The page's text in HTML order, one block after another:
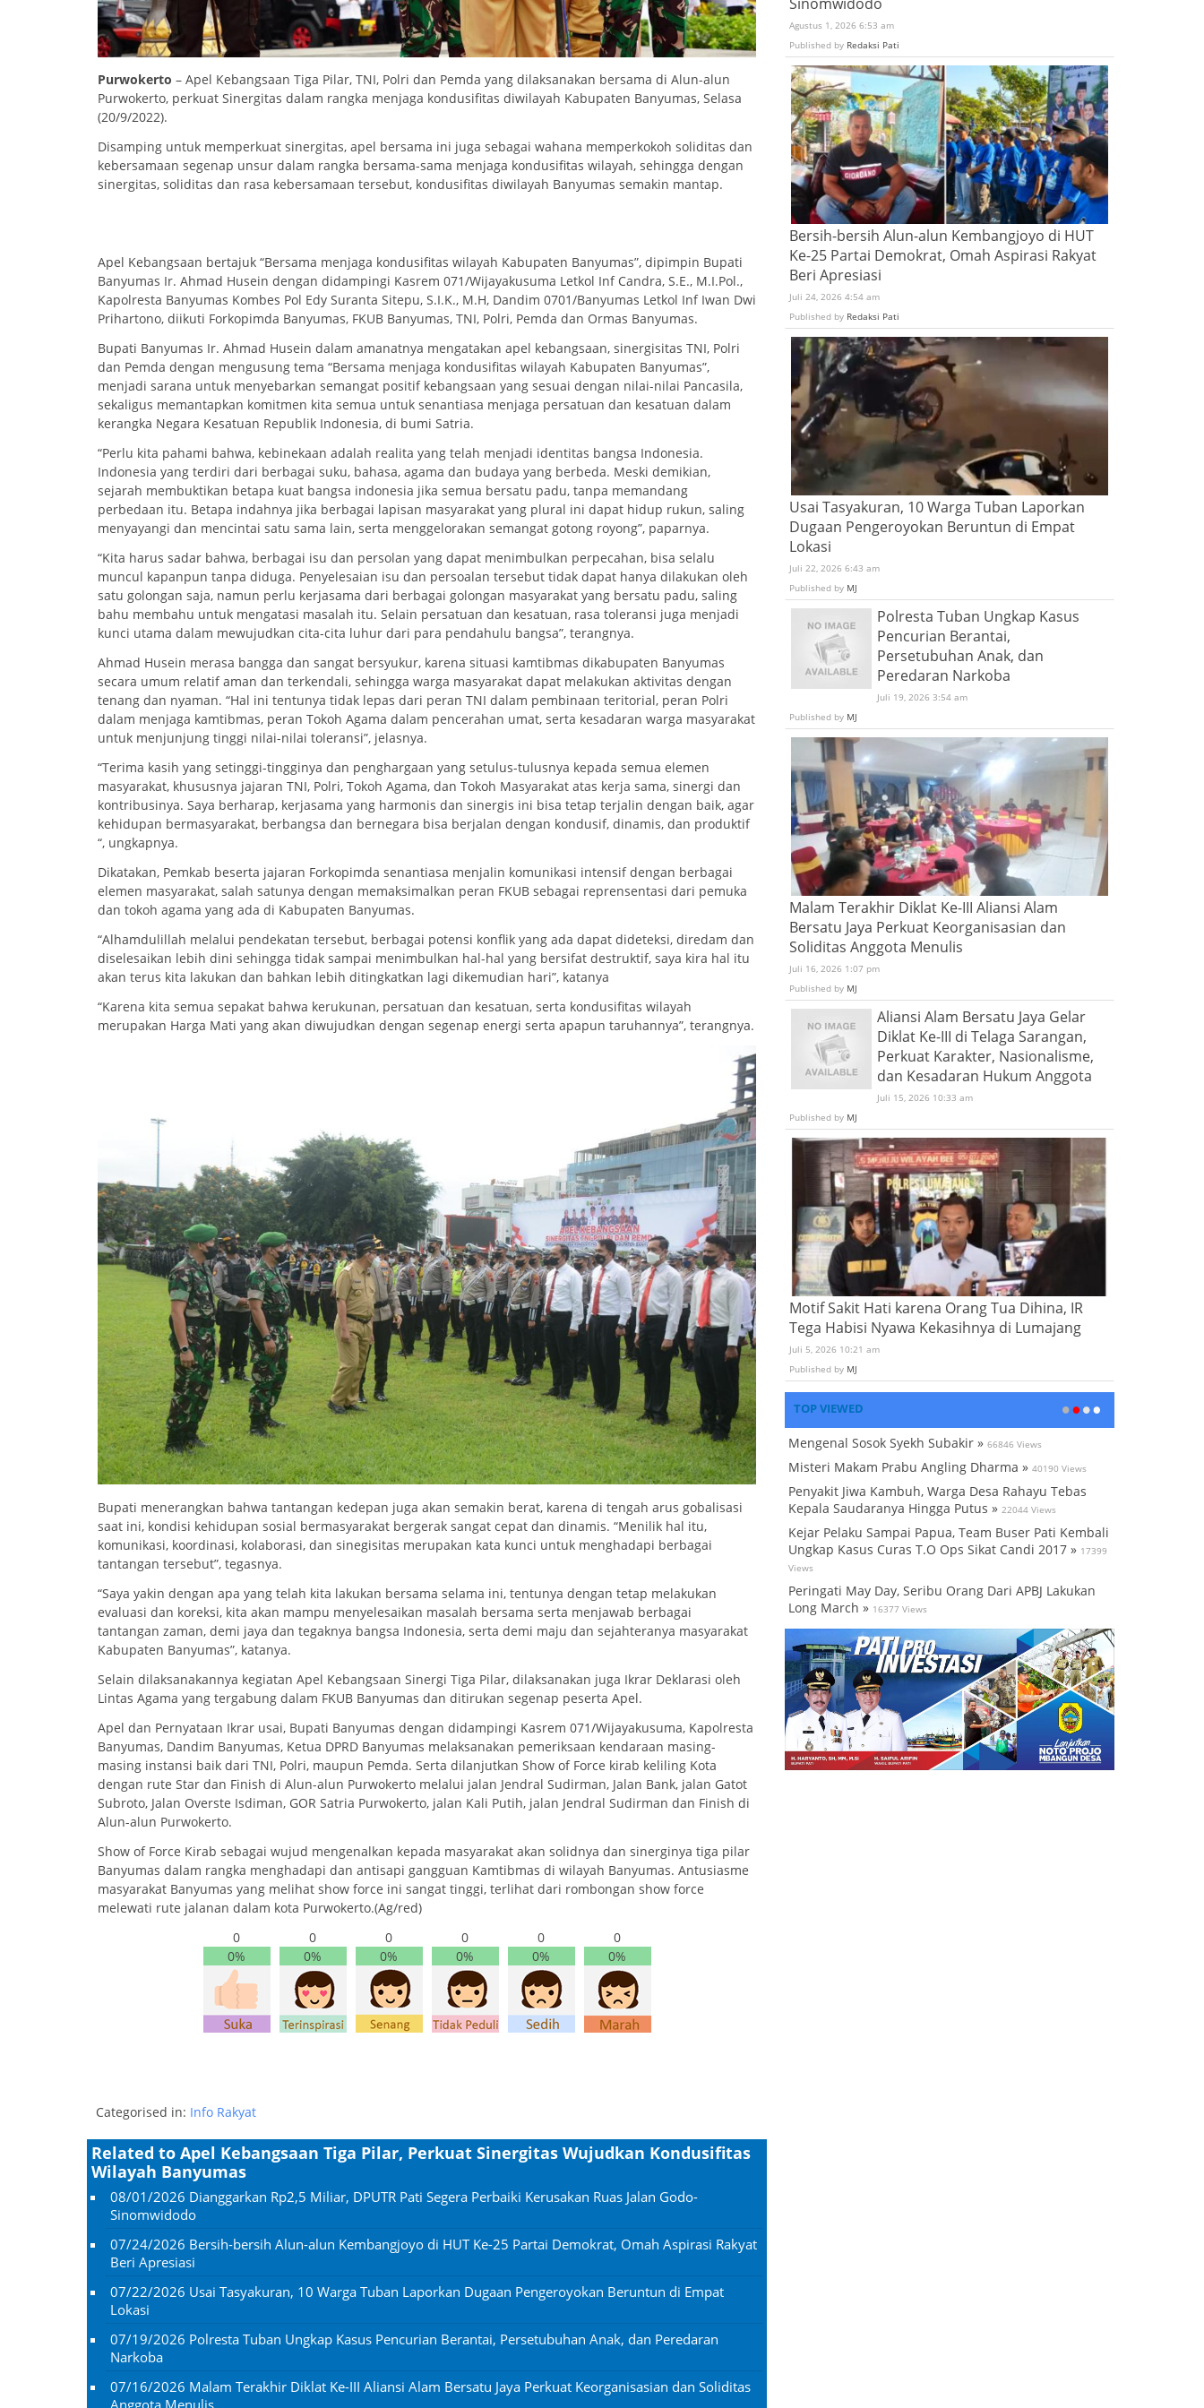
Purwokerto – Apel Kebangsaan Tiga Pilar, TNI, Polri dan Pemda yang dilaksanakan bersama di Alun-alun
Purwokerto, perkuat Sinergitas dalam rangka menjaga kondusifitas diwilayah Kabupaten Banyumas, Selasa
(20/9/2022).
Disamping untuk memperkuat sinergitas, apel bersama ini juga sebagai wahana memperkokoh soliditas dan
kebersamaan segenap unsur dalam rangka bersama-sama menjaga kondusifitas wilayah, sehingga dengan
sinergitas, soliditas dan rasa kebersamaan tersebut, kondusifitas diwilayah Banyumas semakin mantap.
Apel Kebangsaan bertajuk “Bersama menjaga kondusifitas wilayah Kabupaten Banyumas”, dipimpin Bupati
Banyumas Ir. Ahmad Husein dengan didampingi Kasrem 071/Wijayakusuma Letkol Inf Candra, S.E., M.I.Pol.,
Kapolresta Banyumas Kombes Pol Edy Suranta Sitepu, S.I.K., M.H, Dandim 0701/Banyumas Letkol Inf Iwan Dwi
Prihartono, diikuti Forkopimda Banyumas, FKUB Banyumas, TNI, Polri, Pemda dan Ormas Banyumas.
Bupati Banyumas Ir. Ahmad Husein dalam amanatnya mengatakan apel kebangsaan, sinergisitas TNI, Polri
dan Pemda dengan mengusung tema “Bersama menjaga kondusifitas wilayah Kabupaten Banyumas”,
menjadi sarana untuk menyebarkan semangat positif kebangsaan yang sesuai dengan nilai-nilai Pancasila,
sekaligus memantapkan komitmen kita semua untuk senantiasa menjaga persatuan dan kesatuan dalam
kerangka Negara Kesatuan Republik Indonesia, di bumi Satria.
“Perlu kita pahami bahwa, kebinekaan adalah realita yang telah menjadi identitas bangsa Indonesia.
Indonesia yang terdiri dari berbagai suku, bahasa, agama dan budaya yang berbeda. Meski demikian,
sejarah membuktikan betapa kuat bangsa indonesia jika semua bersatu padu, tanpa memandang
perbedaan itu. Betapa indahnya jika berbagai lapisan masyarakat yang plural ini dapat hidup rukun, saling
menyayangi dan mencintai satu sama lain, serta menggelorakan semangat gotong royong”, paparnya.
“Kita harus sadar bahwa, berbagai isu dan persolan yang dapat menimbulkan perpecahan, bisa selalu
muncul kapanpun tanpa diduga. Penyelesaian isu dan persoalan tersebut tidak dapat hanya dilakukan oleh
satu golongan saja, namun perlu kerjasama dari berbagai golongan masyarakat yang bersatu padu, saling
bahu membahu untuk mengatasi masalah itu. Selain persatuan dan kesatuan, rasa toleransi juga menjadi
kunci utama dalam mewujudkan cita-cita luhur dari para pendahulu bangsa”, terangnya.
Ahmad Husein merasa bangga dan sangat bersyukur, karena situasi kamtibmas dikabupaten Banyumas
secara umum relatif aman dan terkendali, sehingga warga masyarakat dapat melakukan aktivitas dengan
tenang dan nyaman. “Hal ini tentunya tidak lepas dari peran TNI dalam pembinaan teritorial, peran Polri
dalam menjaga kamtibmas, peran Tokoh Agama dalam pencerahan umat, serta kesadaran warga masyarakat
untuk menjunjung tinggi nilai-nilai toleransi”, jelasnya.
“Terima kasih yang setinggi-tingginya dan penghargaan yang setulus-tulusnya kepada semua elemen
masyarakat, khususnya jajaran TNI, Polri, Tokoh Agama, dan Tokoh Masyarakat atas kerja sama, sinergi dan
kontribusinya. Saya berharap, kerjasama yang harmonis dan sinergis ini bisa tetap terjalin dengan baik, agar
kehidupan bermasyarakat, berbangsa dan bernegara bisa berjalan dengan kondusif, dinamis, dan produktif
“, ungkapnya.
Dikatakan, Pemkab beserta jajaran Forkopimda senantiasa menjalin komunikasi intensif dengan berbagai
elemen masyarakat, salah satunya dengan memaksimalkan peran FKUB sebagai reprensentasi dari pemuka
dan tokoh agama yang ada di Kabupaten Banyumas.
“Alhamdulillah melalui pendekatan tersebut, berbagai potensi konflik yang ada dapat dideteksi, diredam dan
diselesaikan lebih dini sehingga tidak sampai menimbulkan hal-hal yang bersifat destruktif, saya kira hal itu
akan terus kita lakukan dan bahkan lebih ditingkatkan lagi dikemudian hari”, katanya
“Karena kita semua sepakat bahwa kerukunan, persatuan dan kesatuan, serta kondusifitas wilayah
merupakan Harga Mati yang akan diwujudkan dengan segenap energi serta apapun taruhannya”, terangnya.
Bupati menerangkan bahwa tantangan kedepan juga akan semakin berat, karena di tengah arus gobalisasi
saat ini, kondisi kehidupan sosial bermasyarakat bergerak sangat cepat dan dinamis. “Menilik hal itu,
komunikasi, koordinasi, kolaborasi, dan sinegisitas merupakan kata kunci untuk menghadapi berbagai
tantangan tersebut”, tegasnya.
“Saya yakin dengan apa yang telah kita lakukan bersama selama ini, tentunya dengan tetap melakukan
evaluasi dan koreksi, kita akan mampu menyelesaikan masalah bersama serta menjawab berbagai
tantangan zaman, demi jaya dan tegaknya bangsa Indonesia, serta demi maju dan sejahteranya masyarakat
Kabupaten Banyumas”, katanya.
Selain dilaksanakannya kegiatan Apel Kebangsaan Sinergi Tiga Pilar, dilaksanakan juga Ikrar Deklarasi oleh
Lintas Agama yang tergabung dalam FKUB Banyumas dan ditirukan segenap peserta Apel.
Apel dan Pernyataan Ikrar usai, Bupati Banyumas dengan didampingi Kasrem 071/Wijayakusuma, Kapolresta
Banyumas, Dandim Banyumas, Ketua DPRD Banyumas melaksanakan pemeriksaan kendaraan masing-
masing instansi baik dari TNI, Polri, maupun Pemda. Serta dilanjutkan Show of Force kirab keliling Kota
dengan rute Star dan Finish di Alun-alun Purwokerto melalui jalan Jendral Sudirman, Jalan Bank, jalan Gatot
Subroto, Jalan Overste Isdiman, GOR Satria Purwokerto, jalan Kali Putih, jalan Jendral Sudirman dan Finish di
Alun-alun Purwokerto.
Show of Force Kirab sebagai wujud mengenalkan kepada masyarakat akan solidnya dan sinerginya tiga pilar
Banyumas dalam rangka menghadapi dan antisapi gangguan Kamtibmas di wilayah Banyumas. Antusiasme
masyarakat Banyumas yang melihat show force ini sangat tinggi, terlihat dari rombongan show force
melewati rute jalanan dalam kota Purwokerto.(Ag/red)
0
0%
0
0%
0
0%
0
0%
0
0%
0
0%
Categorised in: Info Rakyat
Related to Apel Kebangsaan Tiga Pilar, Perkuat Sinergitas Wujudkan Kondusifitas
Wilayah Banyumas
08/01/2026 Dianggarkan Rp2,5 Miliar, DPUTR Pati Segera Perbaiki Kerusakan Ruas Jalan Godo-
Sinomwidodo
07/24/2026 Bersih-bersih Alun-alun Kembangjoyo di HUT Ke-25 Partai Demokrat, Omah Aspirasi Rakyat
Beri Apresiasi
07/22/2026 Usai Tasyakuran, 10 Warga Tuban Laporkan Dugaan Pengeroyokan Beruntun di Empat
Lokasi
07/19/2026 Polresta Tuban Ungkap Kasus Pencurian Berantai, Persetubuhan Anak, dan Peredaran
Narkoba
07/16/2026 Malam Terakhir Diklat Ke-III Aliansi Alam Bersatu Jaya Perkuat Keorganisasian dan Soliditas
Anggota Menulis
Agustus 1, 2026 6:53 am
Published by Redaksi Pati
Bersih-bersih Alun-alun Kembangjoyo di HUT
Ke-25 Partai Demokrat, Omah Aspirasi Rakyat
Beri Apresiasi
Juli 24, 2026 4:54 am
Published by Redaksi Pati
Usai Tasyakuran, 10 Warga Tuban Laporkan
Dugaan Pengeroyokan Beruntun di Empat
Lokasi
Juli 22, 2026 6:43 am
Published by MJ
Polresta Tuban Ungkap Kasus
Pencurian Berantai,
Persetubuhan Anak, dan
Peredaran Narkoba
Juli 19, 2026 3:54 am
Published by MJ
Malam Terakhir Diklat Ke-III Aliansi Alam
Bersatu Jaya Perkuat Keorganisasian dan
Soliditas Anggota Menulis
Juli 16, 2026 1:07 pm
Published by MJ
Aliansi Alam Bersatu Jaya Gelar
Diklat Ke-III di Telaga Sarangan,
Perkuat Karakter, Nasionalisme,
dan Kesadaran Hukum Anggota
Juli 15, 2026 10:33 am
Published by MJ
Motif Sakit Hati karena Orang Tua Dihina, IR
Tega Habisi Nyawa Kekasihnya di Lumajang
Juli 5, 2026 10:21 am
Published by MJ
TOP VIEWED
Mengenal Sosok Syekh Subakir » 66846 Views
Misteri Makam Prabu Angling Dharma » 40190 Views
Penyakit Jiwa Kambuh, Warga Desa Rahayu Tebas
Kepala Saudaranya Hingga Putus » 22044 Views
Kejar Pelaku Sampai Papua, Team Buser Pati Kembali
Ungkap Kasus Curas T.O Ops Sikat Candi 2017 » 17399
Views
Peringati May Day, Seribu Orang Dari APBJ Lakukan
Long March » 16377 Views